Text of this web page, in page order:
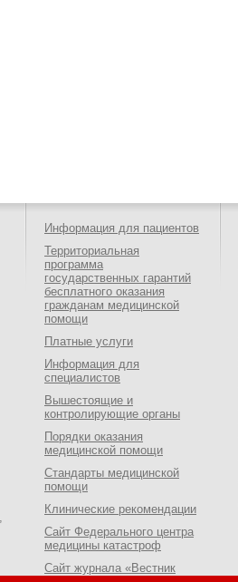
Информация для пациентов
Территориальная
программа
государственных гарантий
бесплатного оказания
гражданам медицинской
помощи
Платные услуги
Информация для
специалистов
Вышестоящие и
контролирующие органы
Порядки оказания
медицинской помощи
Стандарты медицинской
помощи
Клинические рекомендации
Сайт Федерального центра
медицины катастроф
Сайт журнала «Вестник